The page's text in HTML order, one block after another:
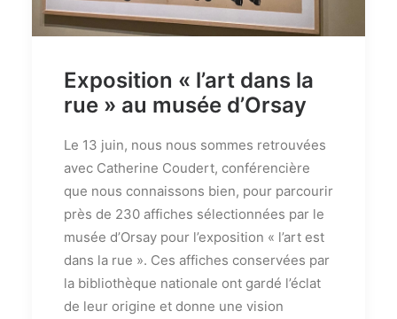
Exposition « l’art dans la
rue » au musée d’Orsay
Le 13 juin, nous nous sommes retrouvées
avec Catherine Coudert, conférencière
que nous connaissons bien, pour parcourir
près de 230 affiches sélectionnées par le
musée d’Orsay pour l’exposition « l’art est
dans la rue ». Ces affiches conservées par
la bibliothèque nationale ont gardé l’éclat
de leur origine et donne une vision